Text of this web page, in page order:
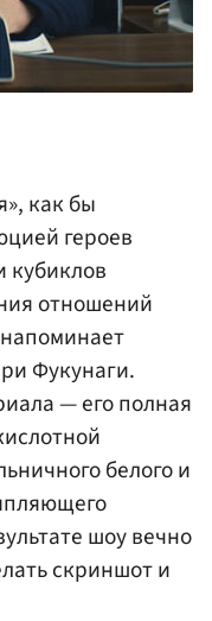
как бы
героев
кубиклов
отношений
Фукунаги.
— его полная
белого и
шоу вечно
скриншот и